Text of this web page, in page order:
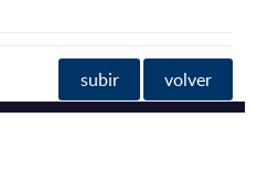
subir volver